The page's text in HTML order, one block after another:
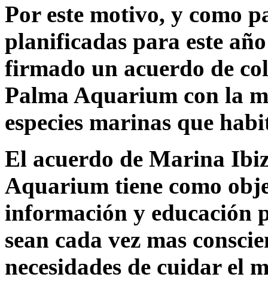
Por este motivo, y como
planificadas para este
firmado un acuerdo de
Palma Aquarium con la
especies marinas que
El acuerdo de Marina
Aquarium tiene como
información y educación
sean cada vez mas
necesidades de cuidar el